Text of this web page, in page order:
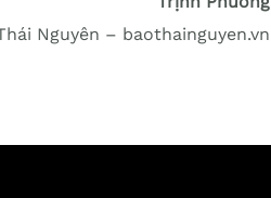
Nguyên – baothainguyen.vn